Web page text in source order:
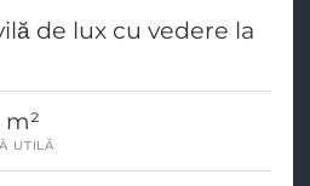
de lux cu vedere la
m²
UTILĂ